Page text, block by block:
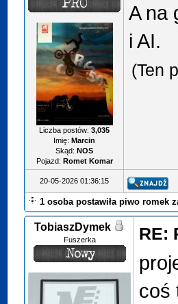
Liczba postów:3,035
Imię: Marcin
Skąd: NOS
Pojazd: Romet Komar
A na
i AI.
(Ten
20-05-2026 01:36:15
1 osoba postawiła piwo romek
TobiaszDymek
Fuszerka RE:
coś